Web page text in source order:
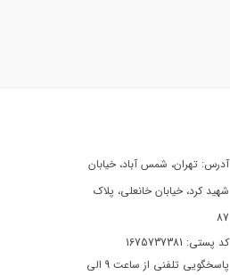
آدرس: تهران، شمس آباد، خیابان
شهید کرد، خیابان خانعلی، پلاک
87
کد پستی: 1675737381
پاسخگویی تلفنی از ساعت 9 الی